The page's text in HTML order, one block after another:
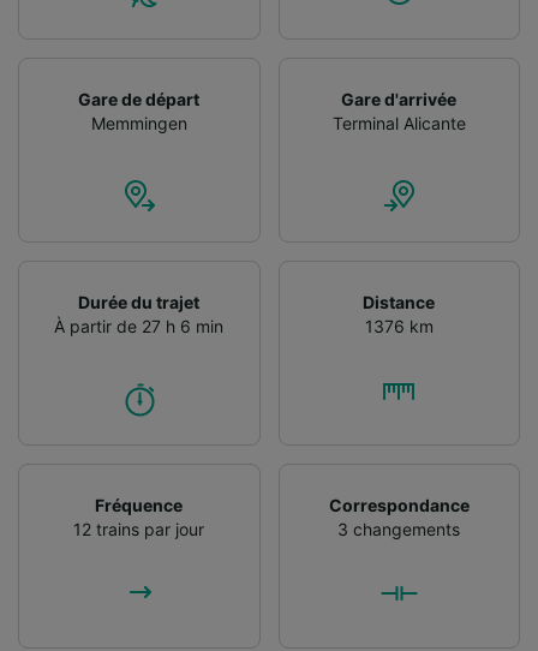
Gare de départ
Memmingen
Gare d'arrivée
Terminal Alicante
Durée du trajet
À partir de 27 h 6 min
Distance
1376 km
Fréquence
12 trains par jour
Correspondance
3 changements
précises. Analyser activement les
caractéristiques de l’appareil pour
l’identification. Stocker et/ou accéder à des
informations sur un appareil. Publicités et
contenu personnalisés, mesure de
études d’audience et développement de
services.
Liste de nos partenaires (fournisseurs)